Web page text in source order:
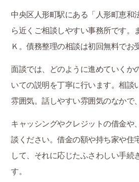
中央区人形町駅にある「人形町恵和
ら近くご相談しやすい事務所です。
Ｋ。債務整理の相談は初回無料でお
面談では、どのように進めていくか
いての説明を丁寧に行います。相談
雰囲気。話しやすい雰囲気のなかで
キャッシングやクレジットの借金や
談ください。借金の額や持ち家や住
して、それに応じたふさわしい手
す。